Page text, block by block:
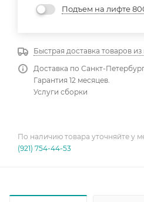
Подъем на лифте
Быстрая доставка товаров
Доставка по Санкт-
Гарантия 12 месяцев.
Услуги сборки
По наличию товара уточняйте у
(921) 754-44-53